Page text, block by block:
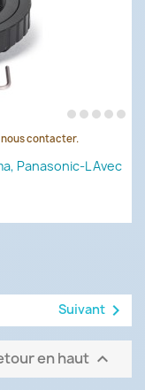
contacter.
Panasonic-L Avec
Suivant 
en haut 